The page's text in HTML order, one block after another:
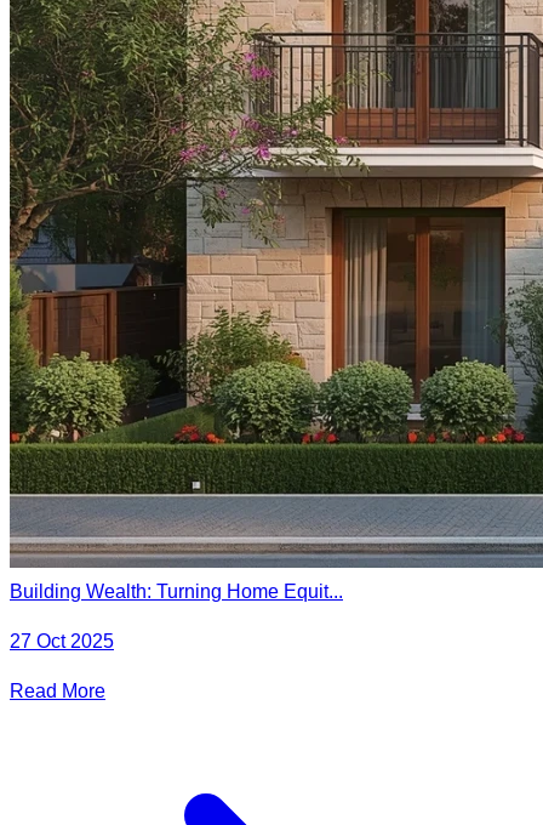
Building Wealth: Turning Home Equit...
27 Oct 2025
Read More